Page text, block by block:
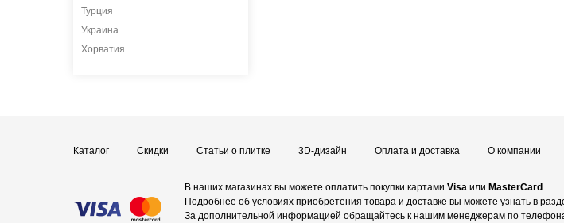
Турция
Украина
Хорватия
Каталог Скидки Статьи о плитке 3D-дизайн Оплата и доставка О компании
В наших магазинах вы можете оплатить покупки картами Visa или MasterCard .
Подробнее об условиях приобретения товара и доставке вы можете узнать в
За дополнительной информацией обращайтесь к нашим менеджерам по